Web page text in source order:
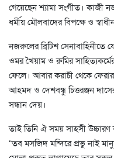
গেয়েছেন শ্যামা সংগীত। কাজী
ধর্মীয় মৌলবাদের বিপক্ষে ও স্বাধীন
নজরুলের ব্রিটিশ
ওমর খৈয়াম ও রুমির
ফেলে। আবার করাচী থেকে
আহমদ ও দেশবন্ধু চিত্তরঞ্জন
সন্ধান দেয়।
তাই তিনি ঐ সময় সাহসী উচ্চারণ
“তব মসজিদ মন্দিরে প্রভু নাই